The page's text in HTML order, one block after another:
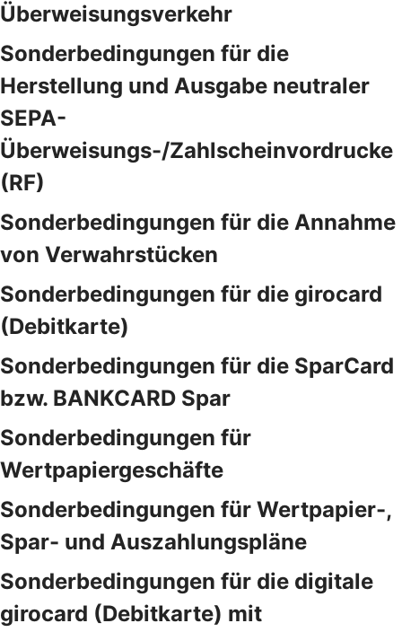
Überweisungsverkehr
Sonderbedingungen für die
Herstellung und Ausgabe neutraler
SEPA-
Überweisungs-/Zahlscheinvordrucke
(RF)
Sonderbedingungen für die Annahme
von Verwahrstücken
Sonderbedingungen für die girocard
(Debitkarte)
Sonderbedingungen für die SparCard
bzw. BANKCARD Spar
Sonderbedingungen für
Wertpapiergeschäfte
Sonderbedingungen für Wertpapier-,
Spar- und Auszahlungspläne
Sonderbedingungen für die digitale
girocard (Debitkarte) mit